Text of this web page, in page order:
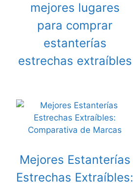
mejores lugares
para comprar
estanterías
estrechas extraíbles
Mejores Estanterías
Estrechas Extraíbles: